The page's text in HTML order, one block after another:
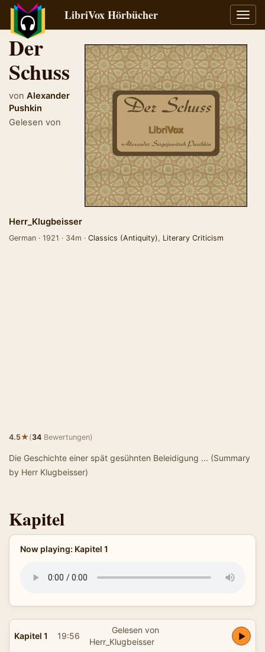
LibriVox Hörbücher
Der
Schuss
von Alexander
Pushkin
Gelesen von
Herr_Klugbeisser
German · 1921 · 34m · Classics (Antiquity), Literary Criticism
4.5★(34 Bewertungen)
Die Geschichte einer spät gesühnten Beleidigung ... (Summary
by Herr Klugbeisser)
Kapitel
Now playing: Kapitel 1
Kapitel 1 19:56
Gelesen von
Herr_Klugbeisser